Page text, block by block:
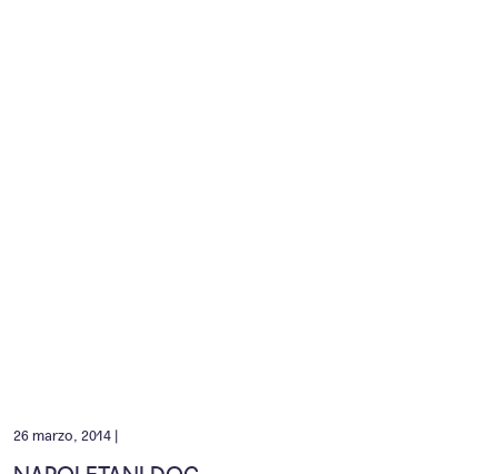
26 marzo, 2014 |